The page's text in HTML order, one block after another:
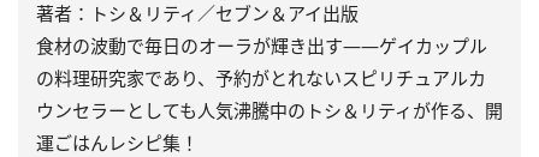
著者：トシ＆リティ／セブン＆アイ出版
食材の波動で毎日のオーラが輝き出す――ゲイカップル
の料理研究家であり、予約がとれないスピリチュアルカ
ウンセラーとしても人気沸騰中のトシ＆リティが作る、開
運ごはんレシピ集！